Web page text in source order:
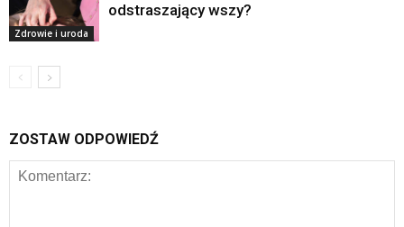
Zdrowie i uroda
odstraszający wszy?
ZOSTAW ODPOWIEDŹ